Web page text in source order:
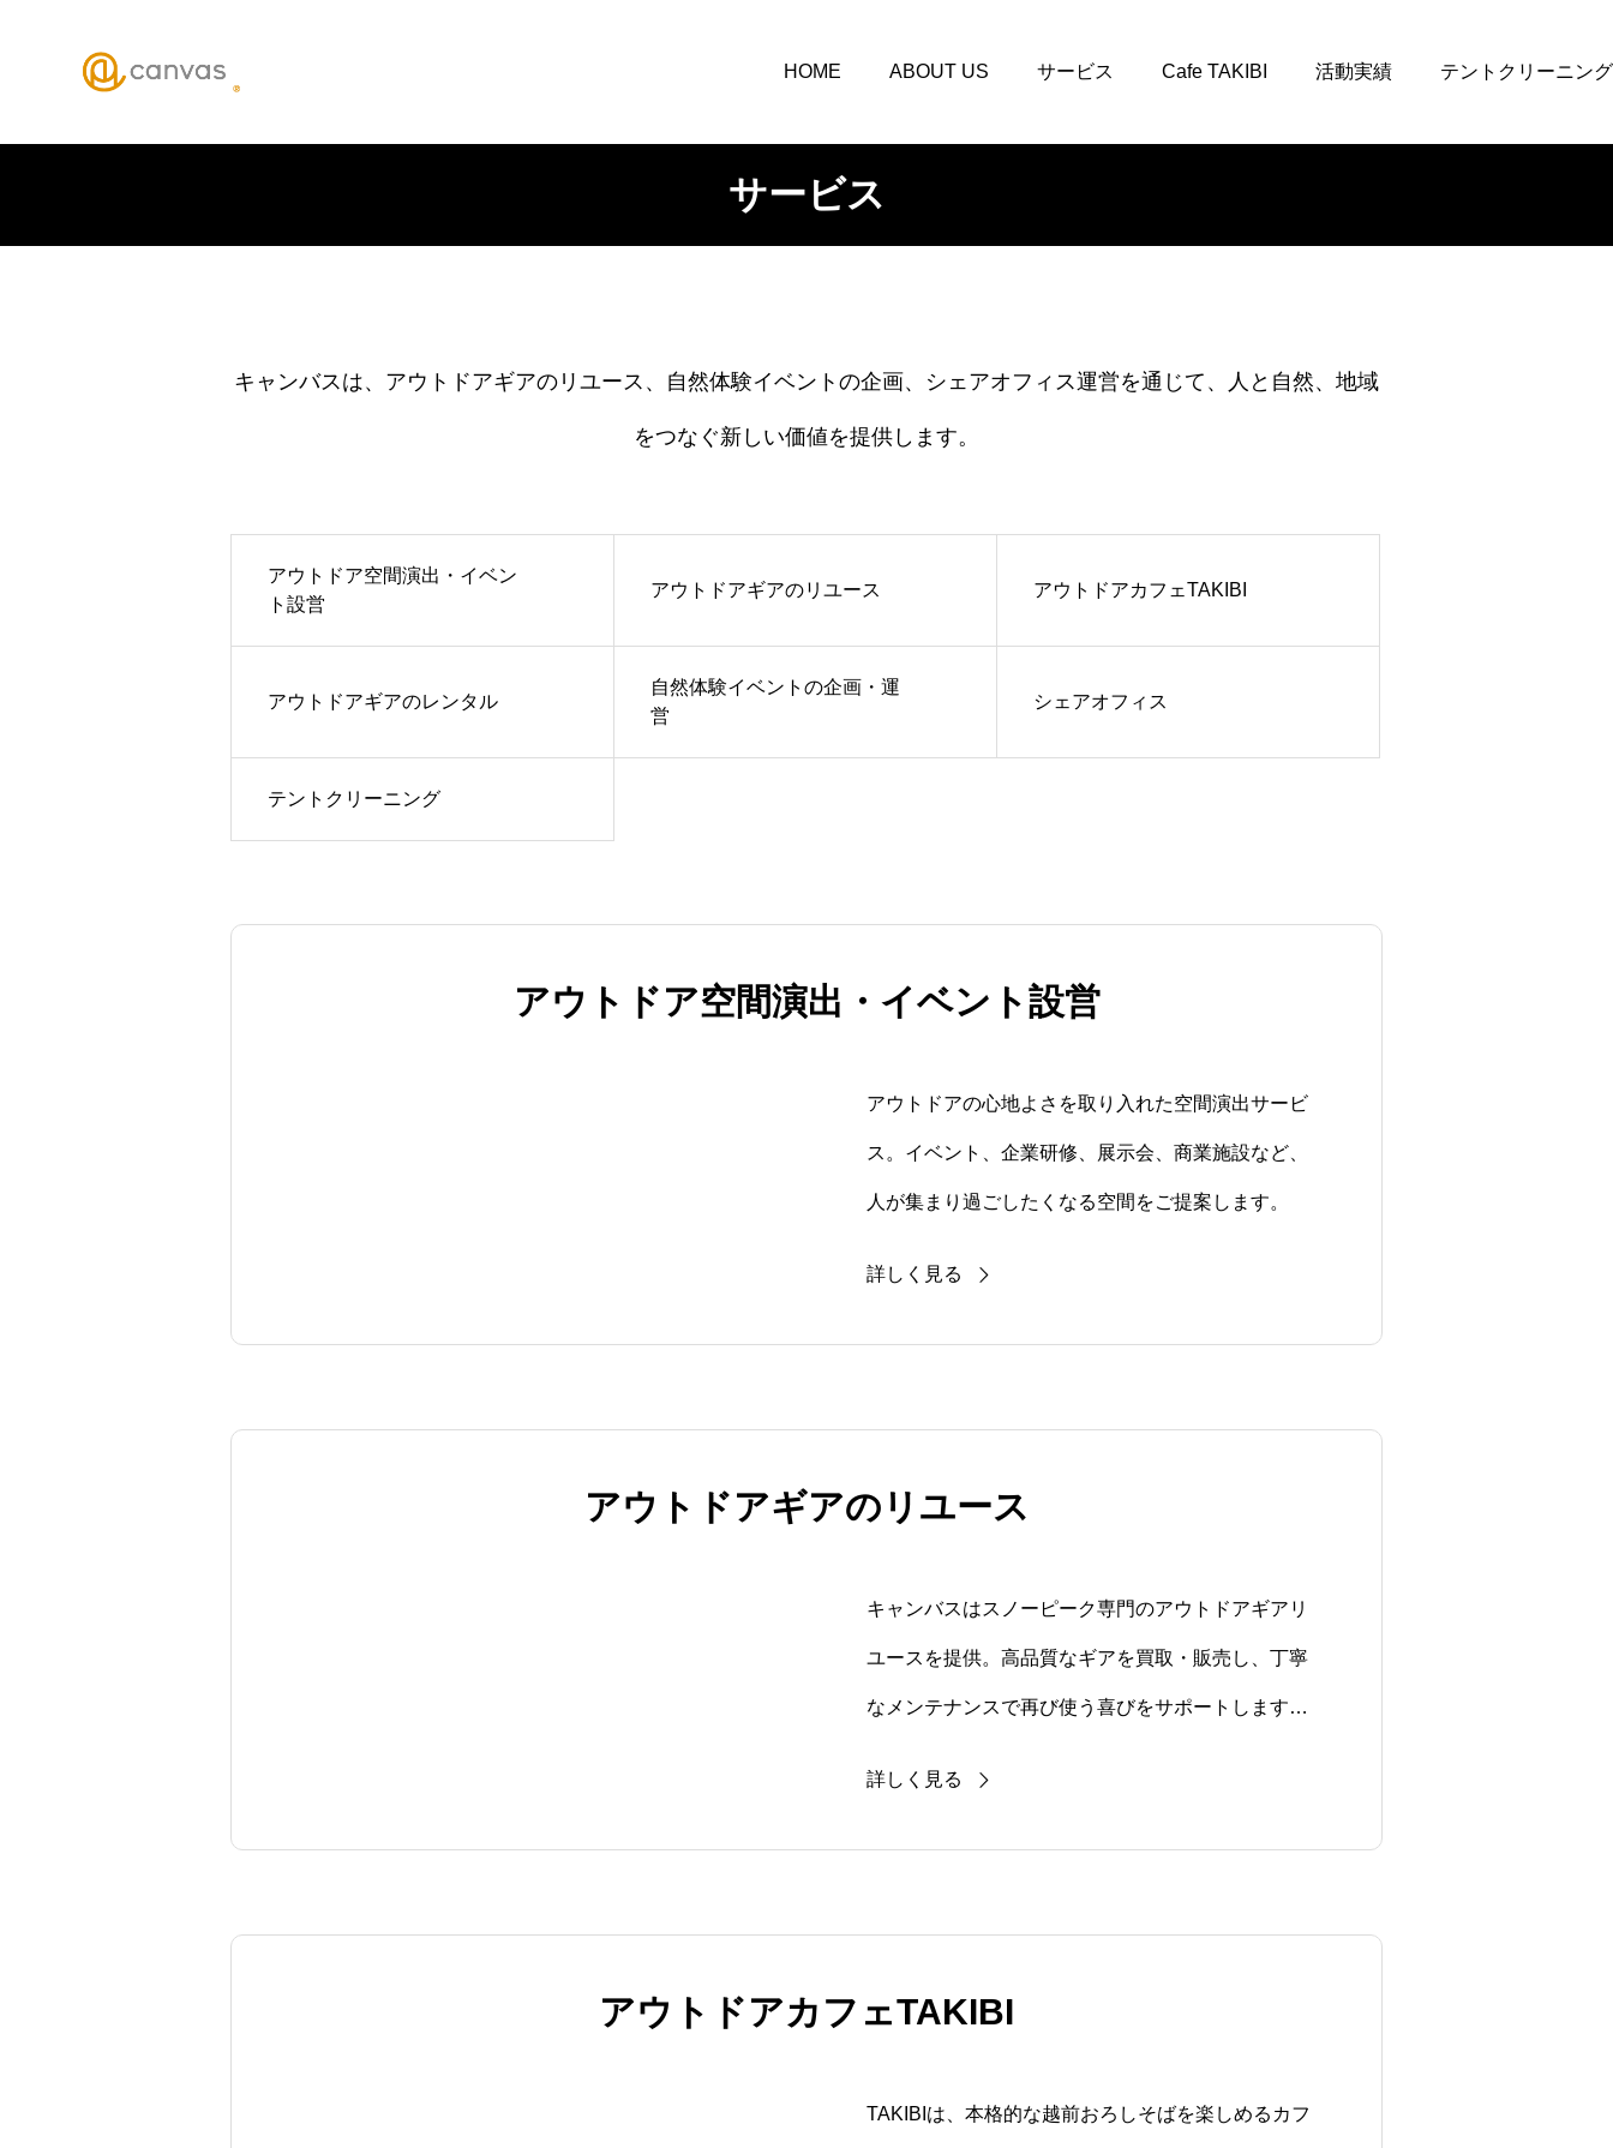
HOME ABOUT US サービス Cafe TAKIBI 活動実績 テントクリーニング
サービス
キャンバスは、アウトドアギアのリユース、自然体験イベントの企画、シェアオフィス運営を通じて、人と自然、地域
をつなぐ新しい価値を提供します。
アウトドア空間演出・イベン
ト設営
アウトドアギアのリユース アウトドアカフェTAKIBI
アウトドアギアのレンタル
自然体験イベントの企画・運
営
シェアオフィス
テントクリーニング
アウトドア空間演出・イベント設営
アウトドアの心地よさを取り入れた空間演出サービ
ス。イベント、企業研修、展示会、商業施設など、
人が集まり過ごしたくなる空間をご提案します。
詳しく見る
アウトドアギアのリユース
キャンバスはスノーピーク専門のアウトドアギアリ
ユースを提供。高品質なギアを買取・販売し、丁寧
なメンテナンスで再び使う喜びをサポートします。
詳しく見る
アウトドアカフェTAKIBI
TAKIBIは、本格的な越前おろしそばを楽しめるカフ